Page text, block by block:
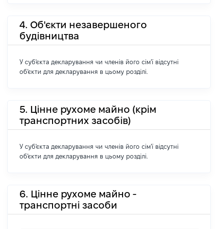
4. Об'єкти незавершеного
будівництва
У суб'єкта декларування чи членів його сім'ї відсутні
об'єкти для декларування в цьому розділі.
5. Цінне рухоме майно (крім
транспортних засобів)
У суб'єкта декларування чи членів його сім'ї відсутні
об'єкти для декларування в цьому розділі.
6. Цінне рухоме майно -
транспортні засоби